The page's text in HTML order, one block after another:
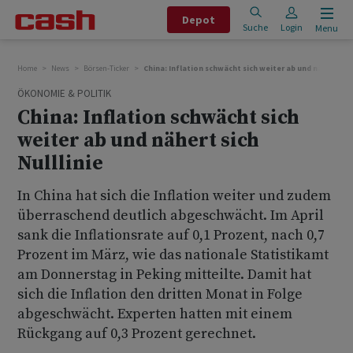
Depot
Suche Login Menu
Home News Börsen-Ticker China: Inflation schwächt sich weiter ab und nähert
ÖKONOMIE & POLITIK
China: Inflation schwächt sich
weiter ab und nähert sich
Nulllinie
In China hat sich die Inflation weiter und zudem
überraschend deutlich abgeschwächt. Im April
sank die Inflationsrate auf 0,1 Prozent, nach 0,7
Prozent im März, wie das nationale Statistikamt
am Donnerstag in Peking mitteilte. Damit hat
sich die Inflation den dritten Monat in Folge
abgeschwächt. Experten hatten mit einem
Rückgang auf 0,3 Prozent gerechnet.